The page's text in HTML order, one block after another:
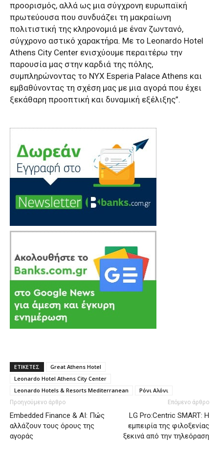
προορισμός, αλλά ως μια σύγχρονη ευρωπαϊκή
πρωτεύουσα που συνδυάζει τη μακραίωνη
πολιτιστική της κληρονομιά με έναν ζωντανό,
σύγχρονο αστικό χαρακτήρα. Με το Leonardo Hotel
Athens City Center ενισχύουμε περαιτέρω την
παρουσία μας στην καρδιά της πόλης,
συμπληρώνοντας το NYX Esperia Palace Athens και
εμβαθύνοντας τη σχέση μας με μια αγορά που έχει
ξεκάθαρη προοπτική και δυναμική εξέλιξης”.
ΕΤΙΚΕΤΕΣ
Great Athens Hotel
Leonardo Hotel Athens City Center
Leonardo Hotels & Resorts Mediterranean
Ρόνι Αλόνι
Προηγούμενο άρθρο
Embedded Finance & AI: Πώς
αλλάζουν τους όρους της
αγοράς
Επόμενο άρθρο
LG Pro:Centric SMART: Η
εμπειρία της φιλοξενίας
ξεκινά από την τηλεόραση